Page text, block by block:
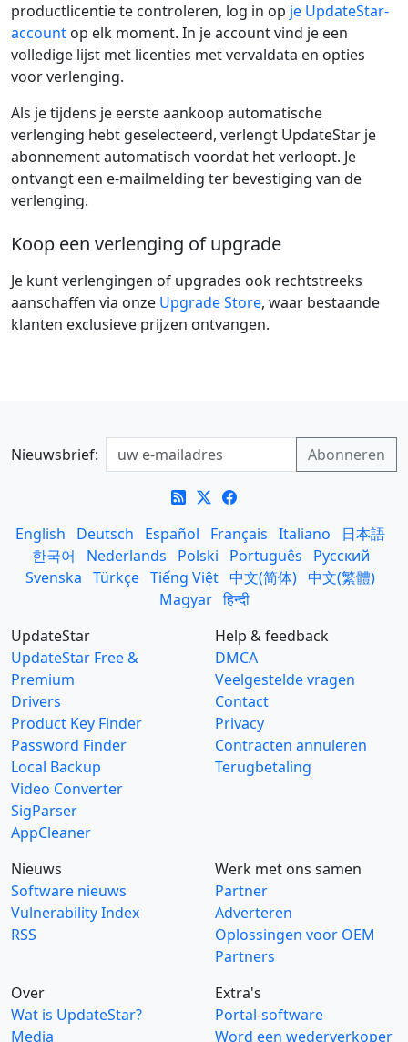
productlicentie te controleren, log in op je UpdateStar-
account op elk moment. In je account vind je een
volledige lijst met licenties met vervaldata en opties
voor verlenging.
Als je tijdens je eerste aankoop automatische
verlenging hebt geselecteerd, verlengt UpdateStar je
abonnement automatisch voordat het verloopt. Je
ontvangt een e-mailmelding ter bevestiging van de
verlenging.
Koop een verlenging of upgrade
Je kunt verlengingen of upgrades ook rechtstreeks
aanschaffen via onze Upgrade Store, waar bestaande
klanten exclusieve prijzen ontvangen.
Nieuwsbrief:
English Deutsch Español Français Italiano
日本語
한국어
Nederlands Polski Português
Русский
Svenska Türkçe Tiếng Việt 中文(简体) 中文(繁體)
Magyar हिन्दी
UpdateStar
UpdateStar Free &
Premium
Drivers
Product Key Finder
Password Finder
Local Backup
Video Converter
SigParser
AppCleaner
Help & feedback
DMCA
Veelgestelde vragen
Contact
Privacy
Contracten annuleren
Terugbetaling
Nieuws
Software nieuws
Vulnerability Index
RSS
Werk met ons samen
Partner
Adverteren
Oplossingen voor OEM
Partners
Over
Wat is UpdateStar?
Media
Extra's
Portal-software
Word een wederverkoper